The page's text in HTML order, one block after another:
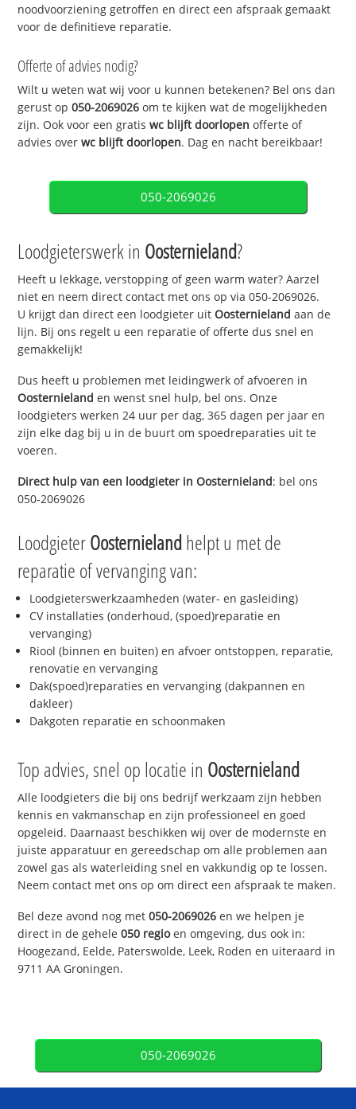
noodvoorziening getroffen en direct een afspraak gemaakt
voor de definitieve reparatie.
Offerte of advies nodig?
Wilt u weten wat wij voor u kunnen betekenen? Bel ons dan
gerust op050-2069026 om te kijken wat de mogelijkheden
zijn. Ook voor een gratiswc blijft doorlopen offerte of
advies overwc blijft doorlopen. Dag en nacht bereikbaar!
050-2069026
Loodgieterswerk in Oosternieland?
Heeft u lekkage, verstopping of geen warm water? Aarzel
niet en neem direct contact met ons op via 050-2069026.
U krijgt dan direct een loodgieter uitOosternieland aan de
lijn. Bij ons regelt u een reparatie of offerte dus snel en
gemakkelijk!
Dus heeft u problemen met leidingwerk of afvoeren in
Oosternieland en wenst snel hulp, bel ons. Onze
loodgieters werken 24 uur per dag, 365 dagen per jaar en
zijn elke dag bij u in de buurt om spoedreparaties uit te
voeren.
Direct hulp van een loodgieter inOosternieland: bel ons
050-2069026
LoodgieterOosternielandhelpt u met de
reparatie of vervanging van:
Loodgieterswerkzaamheden (water- en gasleiding)
CV installaties (onderhoud, (spoed)reparatie en
vervanging)
Riool (binnen en buiten) en afvoer ontstoppen, reparatie,
renovatie en vervanging
Dak(spoed)reparaties en vervanging (dakpannen en
dakleer)
Dakgoten reparatie en schoonmaken
Top advies, snel op locatie in Oosternieland
Alle loodgieters die bij ons bedrijf werkzaam zijn hebben
kennis en vakmanschap en zijn professioneel en goed
opgeleid. Daarnaast beschikken wij over de modernste en
juiste apparatuur en gereedschap om alle problemen aan
zowel gas als waterleiding snel en vakkundig op te lossen.
Neem contact met ons op om direct een afspraak te maken.
Bel deze avond nog met050-2069026 en we helpen je
direct in de gehele050 regioen omgeving, dus ook in:
Hoogezand, Eelde, Paterswolde, Leek, Roden en uiteraard in
9711 AA Groningen.
050-2069026